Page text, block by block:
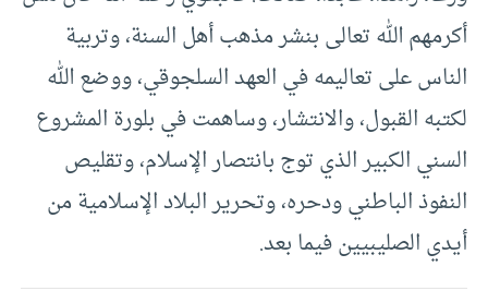
أكرمهم الله تعالى بنشر مذهب أهل السنة، وتربية
الناس على تعاليمه في العهد السلجوقي، ووضع الله
لكتبه القبول، والانتشار، وساهمت في بلورة المشروع
السني الكبير الذي توج بانتصار الإسلام، وتقليص
النفوذ الباطني ودحره، وتحرير البلاد الإسلامية من
أيدي الصليبيين فيما بعد.